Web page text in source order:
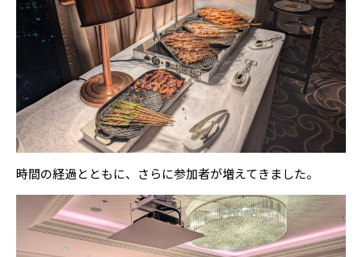
時間の経過とともに、さらに参加者が増えてきました。